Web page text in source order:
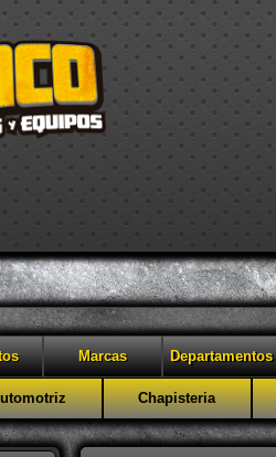
Marcas Departamentos
Chapisteria